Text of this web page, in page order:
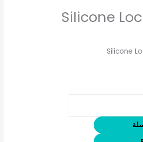
Silicone
Silicone